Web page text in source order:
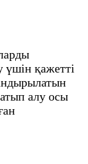
үшін қажетті
алу осы